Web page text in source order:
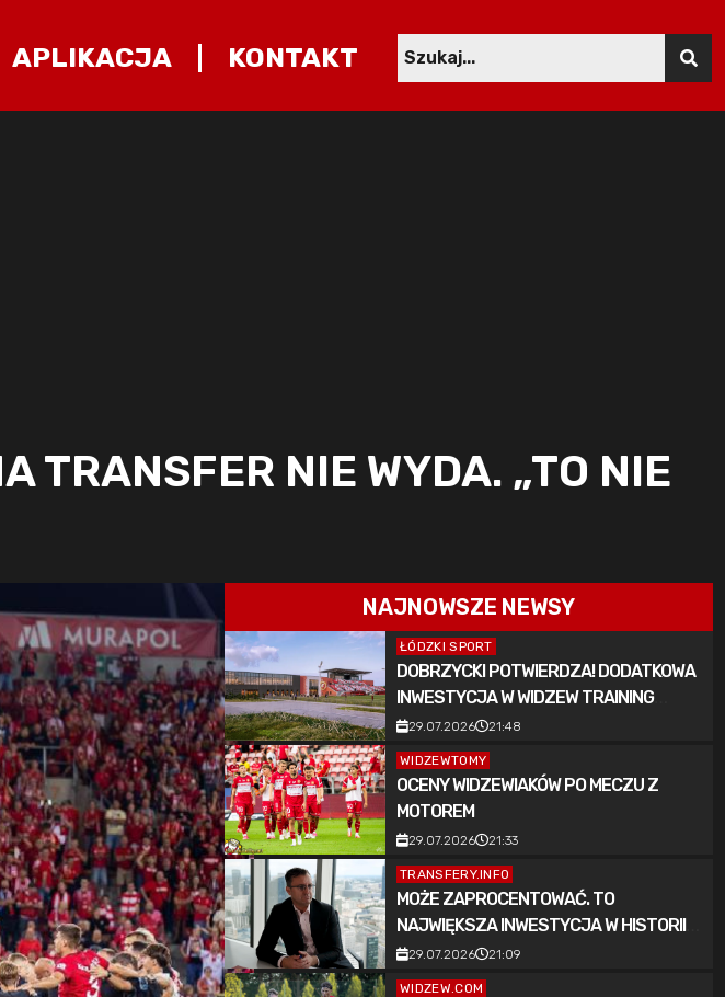
APLIKACJA KONTAKT
TRANSFER NIE WYDA. „TO NIE
NAJNOWSZE NEWSY
ŁÓDZKI SPORT
DOBRZYCKI POTWIERDZA! DODATKOWA
INWESTYCJA W WIDZEW TRAINING
CENTER
29.07.2026 21:48
WIDZEWTOMY
OCENY WIDZEWIAKÓW PO MECZU Z
MOTOREM
29.07.2026 21:33
TRANSFERY.INFO
MOŻE ZAPROCENTOWAĆ. TO
NAJWIĘKSZA INWESTYCJA W HISTORII
WIDZEWA ŁÓDŹ
29.07.2026 21:09
WIDZEW.COM